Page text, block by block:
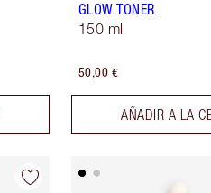
GLOW TONER
150 ml
50,00 €
AÑADIR A LA